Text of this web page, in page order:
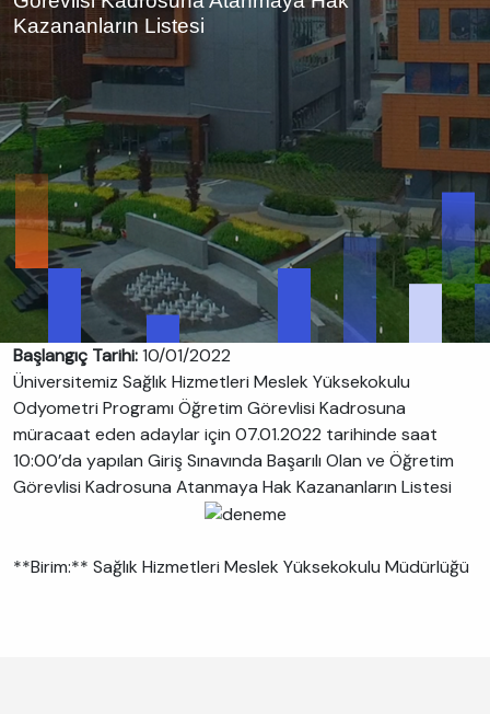
Kazananların Listesi
Başlangıç Tarihi:10/01/2022
Üniversitemiz Sağlık Hizmetleri Meslek Yüksekokulu
Odyometri Programı Öğretim Görevlisi Kadrosuna
müracaat eden adaylar için 07.01.2022 tarihinde saat
10:00’da yapılan Giriş Sınavında Başarılı Olan ve Öğretim
Görevlisi Kadrosuna Atanmaya Hak Kazananların Listesi
**Birim:** Sağlık Hizmetleri Meslek Yüksekokulu Müdürlüğü